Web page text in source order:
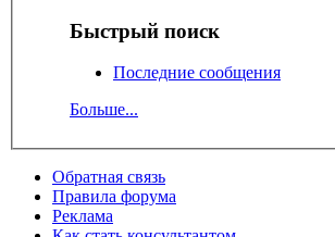
Быстрый поиск
Последние сообщения
Больше...
Обратная связь
Правила форума
Реклама